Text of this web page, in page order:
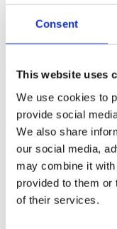
Consent
This website uses
We use cookies to
provide social
We also share
our social media,
may combine it
provided to them or
of their services.
m² Area 14,45m
Quarto
2
W.C.
m² Area 4m Tipo Suite
Quarto
29m 2
W.C.
m² Area 4m2 Tipo Suite
Sala
m² Area 41,4m 2 Área